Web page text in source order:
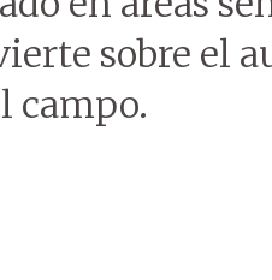
sobre el
campo.